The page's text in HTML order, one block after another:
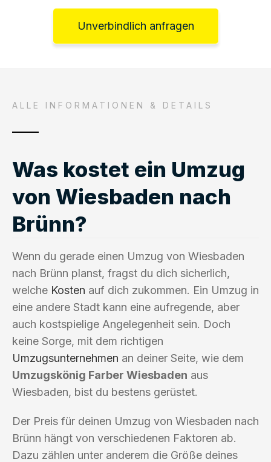
Unverbindlich anfragen
ALLE INFORMATIONEN & DETAILS
Was kostet ein Umzug
von Wiesbaden nach
Brünn?
Wenn du gerade einen Umzug von Wiesbaden
nach Brünn planst, fragst du dich sicherlich,
welche Kosten auf dich zukommen. Ein Umzug in
eine andere Stadt kann eine aufregende, aber
auch kostspielige Angelegenheit sein. Doch
keine Sorge, mit dem richtigen
Umzugsunternehmen an deiner Seite, wie dem
Umzugskönig Farber Wiesbaden aus
Wiesbaden, bist du bestens gerüstet.
Der Preis für deinen Umzug von Wiesbaden nach
Brünn hängt von verschiedenen Faktoren ab.
Dazu zählen unter anderem die Größe deines